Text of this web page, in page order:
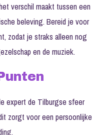
verschil maakt tussen een
beleving. Bereid je voor
zodat je straks alleen nog
en de muziek.
expert de Tilburgse sfeer
zorgt voor een persoonlijke